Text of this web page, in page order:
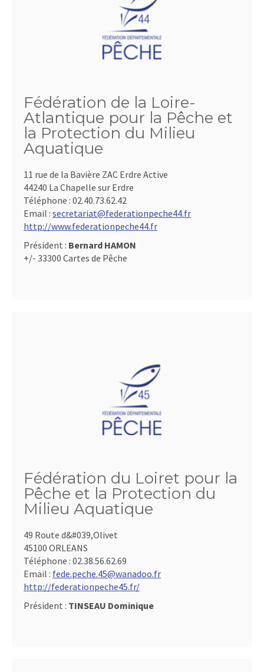
Fédération de la Loire-
Atlantique pour la Pêche et
la Protection du Milieu
Aquatique
11 rue de la Bavière ZAC Erdre Active
44240 La Chapelle sur Erdre
Téléphone : 02.40.73.62.42
Email : secretariat@federationpeche44.fr
http://www.federationpeche44.fr
Président : Bernard HAMON
+/- 33300 Cartes de Pêche
Fédération du Loiret pour la
Pêche et la Protection du
Milieu Aquatique
49 Route d&#039,Olivet
45100 ORLEANS
Téléphone : 02.38.56.62.69
Email : fede.peche.45@wanadoo.fr
http://federationpeche45.fr/
Président : TINSEAU Dominique